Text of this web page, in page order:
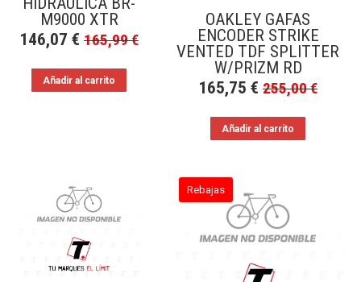
M9000 XTR
146,07 € 165,99€
Añadir al carrito
OAKLEY GAFAS
ENCODER STRIKE
VENTED TDF SPLITTER
W/PRIZM RD
165,75 € 255,00€
Añadir al carrito
Rebajas